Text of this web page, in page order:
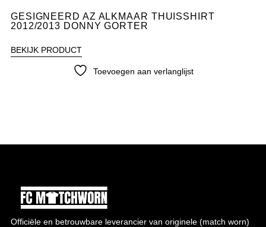
GESIGNEERD AZ ALKMAAR THUISSHIRT
2012/2013 DONNY GORTER
BEKIJK PRODUCT
Toevoegen aan verlanglijst
Officiële en betrouwbare leverancier van originele (match worn)